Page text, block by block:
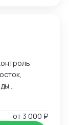
жд из
отправки.
от 3 000 ₽